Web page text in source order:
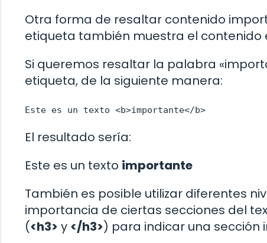
Otra forma de resaltar contenido
etiqueta también muestra el contenido
Si queremos resaltar la palabra
etiqueta, de la siguiente manera:
Este es un texto <b>importante</b>
El resultado sería:
Este es un texto importante
También es posible utilizar diferentes
importancia de ciertas secciones del
(<h3> y </h3>) para indicar una sección